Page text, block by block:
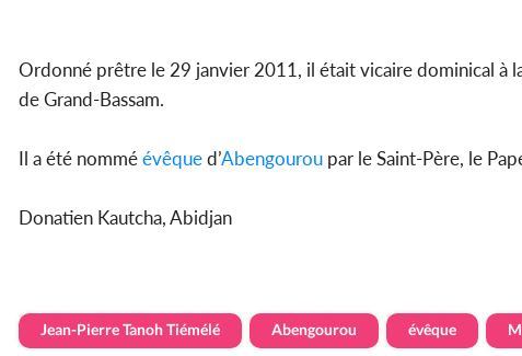
Ordonné prêtre le 29 janvier 2011, il était vicaire dominical à
de Grand-Bassam.
Il a été nomméévêqued’Abengourou par le Saint-Père, le
Donatien Kautcha, Abidjan
Jean-Pierre Tanoh Tiémélé Abengourou évêque